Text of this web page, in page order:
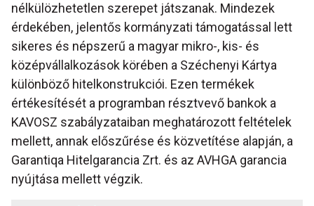
nélkülözhetetlen szerepet játszanak. Mindezek
érdekében, jelentős kormányzati támogatással lett
sikeres és népszerű a magyar mikro-, kis- és
középvállalkozások körében a Széchenyi Kártya
különböző hitelkonstrukciói. Ezen termékek
értékesítését a programban résztvevő bankok a
KAVOSZ szabályzataiban meghatározott feltételek
mellett, annak előszűrése és közvetítése alapján, a
Garantiqa Hitelgarancia Zrt. és az AVHGA garancia
nyújtása mellett végzik.